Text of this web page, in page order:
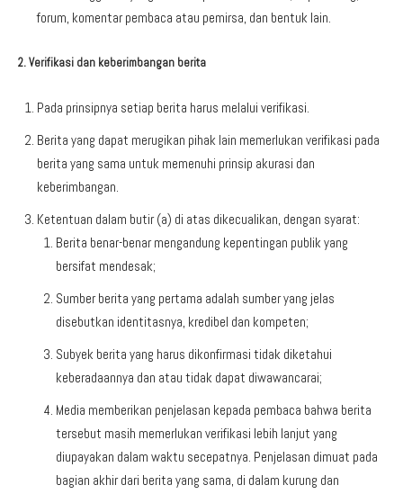
forum, komentar pembaca atau pemirsa, dan bentuk lain.
2. Verifikasi dan keberimbangan berita
Pada prinsipnya setiap berita harus melalui verifikasi.
Berita yang dapat merugikan pihak lain memerlukan verifikasi pada
berita yang sama untuk memenuhi prinsip akurasi dan
keberimbangan.
Ketentuan dalam butir (a) di atas dikecualikan, dengan syarat:
Berita benar-benar mengandung kepentingan publik yang
bersifat mendesak;
Sumber berita yang pertama adalah sumber yang jelas
disebutkan identitasnya, kredibel dan kompeten;
Subyek berita yang harus dikonfirmasi tidak diketahui
keberadaannya dan atau tidak dapat diwawancarai;
Media memberikan penjelasan kepada pembaca bahwa berita
tersebut masih memerlukan verifikasi lebih lanjut yang
diupayakan dalam waktu secepatnya. Penjelasan dimuat pada
bagian akhir dari berita yang sama, di dalam kurung dan